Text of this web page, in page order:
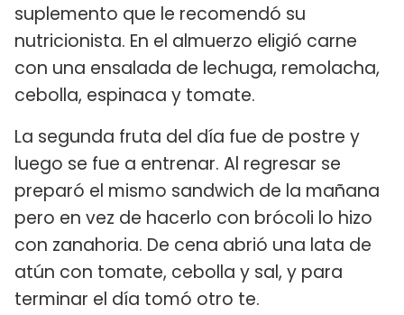
suplemento que le recomendó su
nutricionista. En el almuerzo eligió carne
con una ensalada de lechuga, remolacha,
cebolla, espinaca y tomate.
La segunda fruta del día fue de postre y
luego se fue a entrenar. Al regresar se
preparó el mismo sandwich de la mañana
pero en vez de hacerlo con brócoli lo hizo
con zanahoria. De cena abrió una lata de
atún con tomate, cebolla y sal, y para
terminar el día tomó otro te.